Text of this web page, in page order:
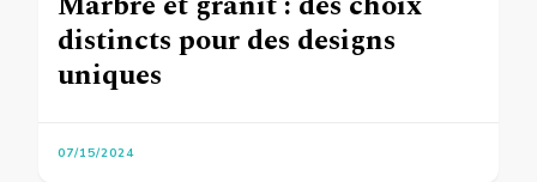
distincts pour des designs
uniques
07/15/2024